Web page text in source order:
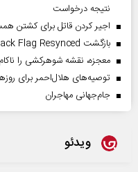
نتیجه درخواست
اجیر کردن قاتل برای کشتن
بازگشت Black Flag Resynced خبری جذاب برای دوستداران بازی
معجزه، نقشه شوهرکشی را
توصیه‌های هلال‌احمر برای
جام‌جهانی مهاجران
ویدئو